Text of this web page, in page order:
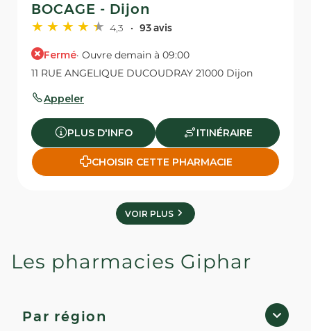
BOCAGE - Dijon
4,3 93 avis
Fermé· Ouvre demain à 09:00
11 RUE ANGELIQUE DUCOUDRAY 21000 Dijon
Appeler
PLUS D'INFO ITINÉRAIRE
CHOISIR CETTE PHARMACIE
VOIR PLUS
Les pharmacies Giphar
Par région